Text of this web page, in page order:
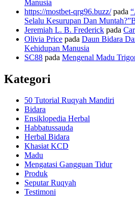
Manusia
https://mostbet-qrg96.buzz/pada
Selalu Kesurupan Dan
Jeremiah L. B. Frederick pada
Olivia Price pada Daun Bidara
Kehidupan Manusia
SC88 pada Mengenal Madu
Kategori
50 Tutorial Ruqyah Mandiri
Bidara
Ensiklopedia Herbal
Habbatussauda
Herbal Bidara
Khasiat KCD
Madu
Mengatasi Gangguan Tidur
Produk
Seputar Ruqyah
Testimoni